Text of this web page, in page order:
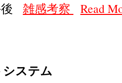
後 雑感考察 Read
ステム